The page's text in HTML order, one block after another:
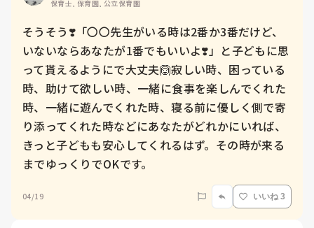
保育士, 保育園, 公立保育園
そうそう❣️「〇〇先生がいる時は2番か3番だけど、
いないならあなたが1番でもいいよ❣️」と子どもに思
って貰えるようにで大丈夫🙆寂しい時、困っている
時、助けて欲しい時、一緒に食事を楽しんでくれた
時、一緒に遊んでくれた時、寝る前に優しく側で寄
り添ってくれた時などにあなたがどれかにいれば、
きっと子どもも安心してくれるはず。その時が来る
までゆっくりでOKです。
04/19 いいね 3